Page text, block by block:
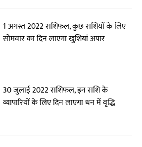
1 अगस्त 2022 राशिफल, कुछ राशियों के लिए
सोमवार का दिन लाएगा खुशियां अपार
30 जुलाई 2022 राशिफल, इन राशि के
व्यापारियों के लिए दिन लाएगा धन में वृद्धि